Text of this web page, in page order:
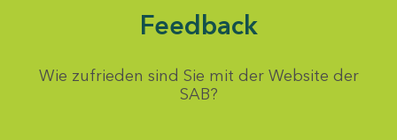
Feedback
Wie zufrieden sind Sie mit der Website der
SAB?